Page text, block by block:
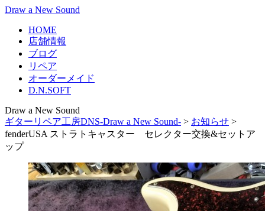
Draw a New Sound
HOME
店舗情報
ブログ
リペア
オーダーメイド
D.N.SOFT
Draw a New Sound
ギターリペア工房DNS-Draw a New Sound- > お知らせ >
fenderUSA ストラトキャスター セレクター交換&セットア
ップ